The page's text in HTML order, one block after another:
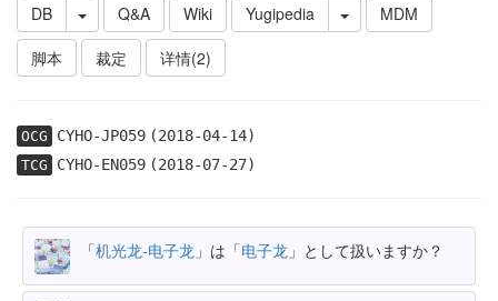
DB Q&A Wiki Yugipedia
MDM
脚本
裁定 详情(2)
OCG CYHO-JP059(2018-04-14)
TCG CYHO-EN059(2018-07-27)
「机光龙-电子龙 」は「电子龙 」として扱いますか？